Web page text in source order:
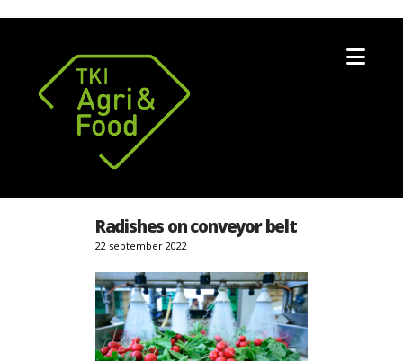
Radishes on conveyor belt
22 september 2022